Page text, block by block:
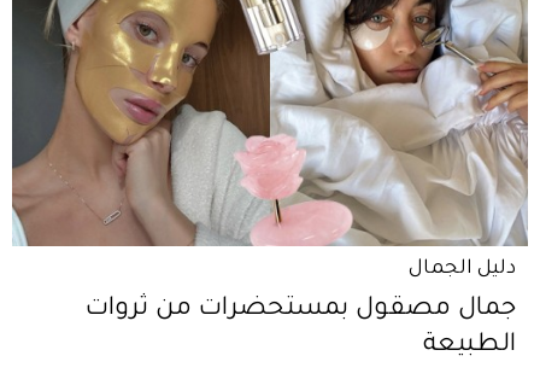
دليل الجمال
جمال مصقول بمستحضرات من ثروات
الطبيعة